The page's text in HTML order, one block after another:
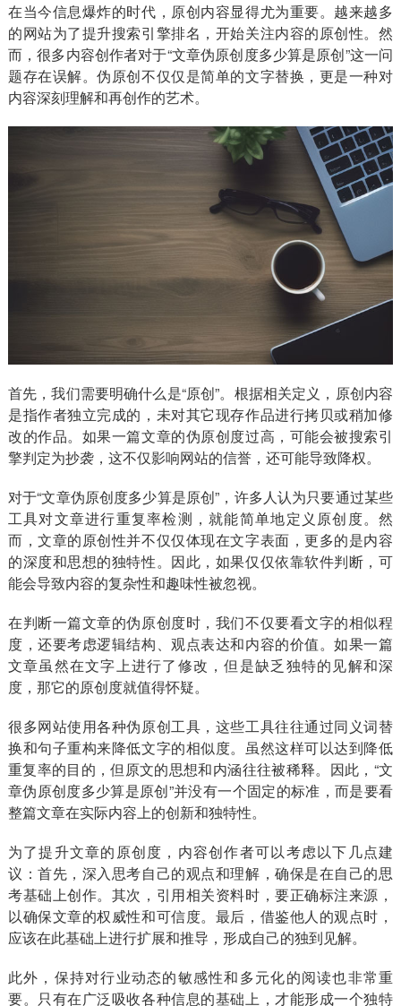
在当今信息爆炸的时代，原创内容显得尤为重要。越来越多
的网站为了提升搜索引擎排名，开始关注内容的原创性。然
而，很多内容创作者对于“文章伪原创度多少算是原创”这一问
题存在误解。伪原创不仅仅是简单的文字替换，更是一种对
内容深刻理解和再创作的艺术。
首先，我们需要明确什么是“原创”。根据相关定义，原创内容
是指作者独立完成的，未对其它现存作品进行拷贝或稍加修
改的作品。如果一篇文章的伪原创度过高，可能会被搜索引
擎判定为抄袭，这不仅影响网站的信誉，还可能导致降权。
对于“文章伪原创度多少算是原创”，许多人认为只要通过某些
工具对文章进行重复率检测，就能简单地定义原创度。然
而，文章的原创性并不仅仅体现在文字表面，更多的是内容
的深度和思想的独特性。因此，如果仅仅依靠软件判断，可
能会导致内容的复杂性和趣味性被忽视。
在判断一篇文章的伪原创度时，我们不仅要看文字的相似程
度，还要考虑逻辑结构、观点表达和内容的价值。如果一篇
文章虽然在文字上进行了修改，但是缺乏独特的见解和深
度，那它的原创度就值得怀疑。
很多网站使用各种伪原创工具，这些工具往往通过同义词替
换和句子重构来降低文字的相似度。虽然这样可以达到降低
重复率的目的，但原文的思想和内涵往往被稀释。因此，“文
章伪原创度多少算是原创”并没有一个固定的标准，而是要看
整篇文章在实际内容上的创新和独特性。
为了提升文章的原创度，内容创作者可以考虑以下几点建
议：首先，深入思考自己的观点和理解，确保是在自己的思
考基础上创作。其次，引用相关资料时，要正确标注来源，
以确保文章的权威性和可信度。最后，借鉴他人的观点时，
应该在此基础上进行扩展和推导，形成自己的独到见解。
此外，保持对行业动态的敏感性和多元化的阅读也非常重
要。只有在广泛吸收各种信息的基础上，才能形成一个独特